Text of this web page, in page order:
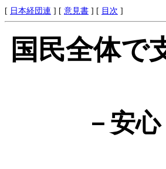
[ 日本経団連 ] [ 意見書 ] [ 目次 ]
国民全体で
－安